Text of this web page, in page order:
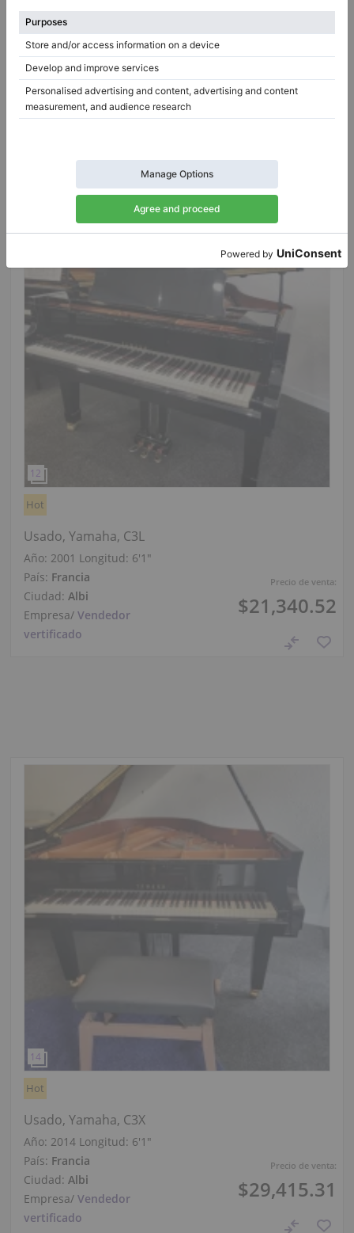
Precio de venta:
$25,377.92
Hot
Usado, C. Bechstein, B 203
Año: 1911 Longitud:6′7″
País:Francia
Ciudad:Albi
Empresa/Vendedor
Precio de venta:
$21,340.52
Hot
Usado, Yamaha, C3L
Año: 2001 Longitud: 6′1″
País: Francia
Ciudad: Albi
Empresa/ Vendedor
vertificado
Precio de venta:
$29,415.31
Hot
Usado, Yamaha, C3X
Año: 2014 Longitud: 6′1″
País: Francia
Ciudad: Albi
Empresa/ Vendedor
vertificado